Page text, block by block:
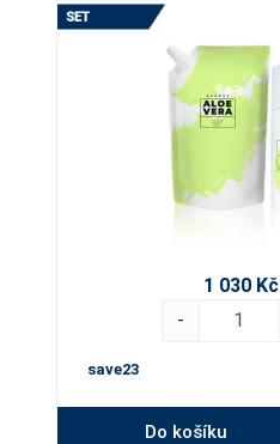
1 030 Kč
-
save23
Do košíku